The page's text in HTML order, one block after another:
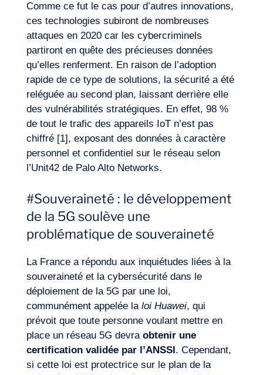
Notre aventure
Envie d’embarquer ?
Comme ce fut le cas pour d’autres innovations,
ces technologies subiront de nombreuses
attaques en 2020 car les cybercriminels
partiront en quête des précieuses données
qu’elles renferment. En raison de l’adoption
rapide de ce type de solutions, la sécurité a été
reléguée au second plan, laissant derrière elle
des vulnérabilités stratégiques. En effet, 98 %
de tout le trafic des appareils IoT n’est pas
chiffré [1], exposant des données à caractère
personnel et confidentiel sur le réseau selon
l’Unit42 de Palo Alto Networks.
#Souveraineté : le développement
de la 5G soulève une
problématique de souveraineté
La France a répondu aux inquiétudes liées à la
souveraineté et la cybersécurité dans le
déploiement de la 5G par une loi,
communément appelée la loi Huawei, qui
prévoit que toute personne voulant mettre en
place un réseau 5G devra obtenir une
certification validée par l’ANSSI. Cependant,
si cette loi est protectrice sur le plan de la